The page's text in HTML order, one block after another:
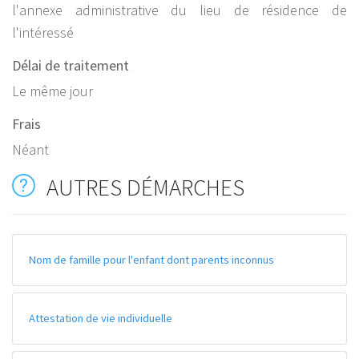
l'annexe administrative du lieu de résidence de
l'intéressé
Délai de traitement
Le même jour
Frais
Néant
AUTRES DÉMARCHES
Nom de famille pour l'enfant dont parents inconnus
Attestation de vie individuelle